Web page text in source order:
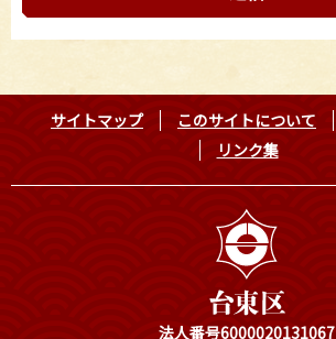
サイトマップ このサイトについて
リンク集
法人番号6000020131067